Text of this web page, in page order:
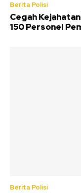
Berita Polisi
Cegah
150 Personel
Berita Polisi